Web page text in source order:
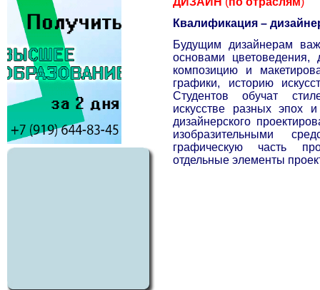
Квалификация –
Будущим дизайнерам
основами цветоведения,
композицию и
графики, историю
Студентов обучат
искусстве разных эпох
дизайнерского
изобразительными
графическую часть
отдельные элементы